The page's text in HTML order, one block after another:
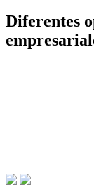
Diferentes